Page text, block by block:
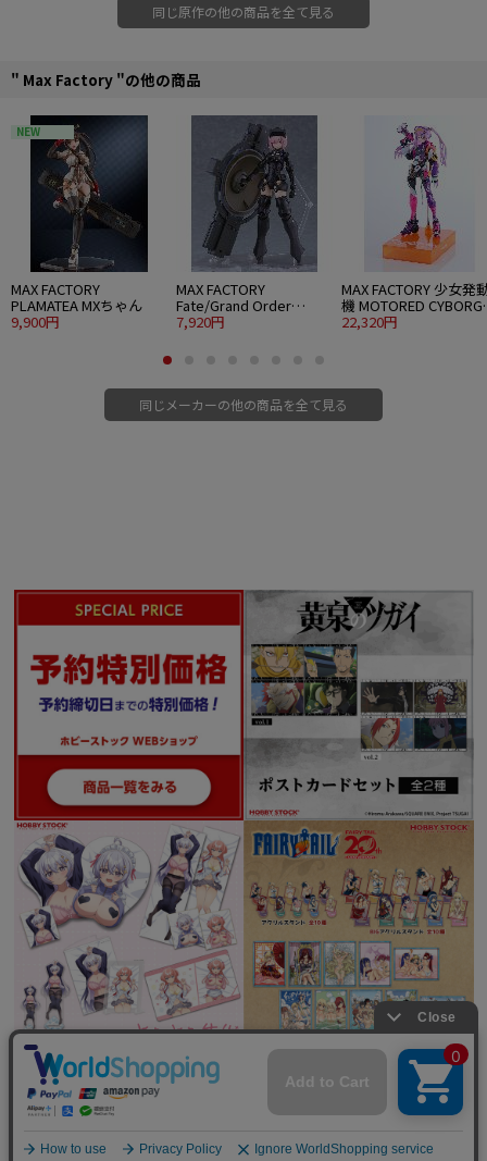
同じ原作の他の商品を全て見る
" Max Factory "の他の商品
NEW
MAX FACTORY
PLAMATEA MXちゃん
9,900円
MAX FACTORY
Fate/Grand Order
PLAMATEA シールダー/
7,920円
MAX FACTORY 少女発
機 MOTORED CYBORG
RUNNER SSX-155c
22,320円
同じメーカーの他の商品を全て見る